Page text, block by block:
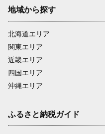
地域から探す
北海道エリア
関東エリア
近畿エリア
四国エリア
沖縄エリア
ふるさと納税ガイド